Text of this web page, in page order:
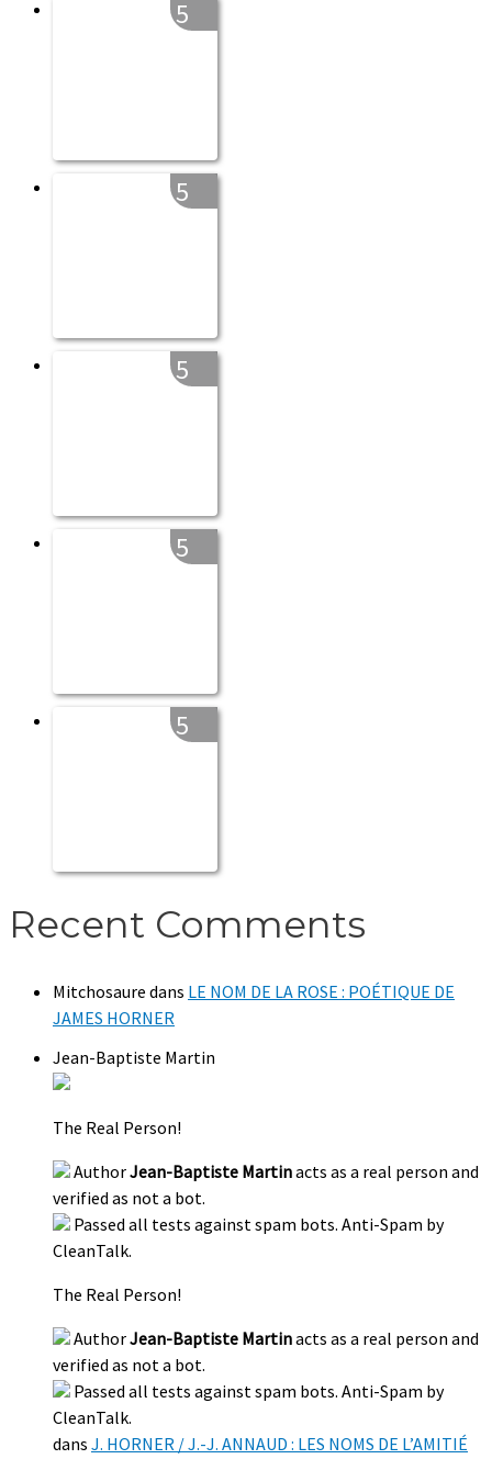
5
5
5
5
5
Recent Comments
Mitchosaure dans LE NOM DE LA ROSE : POÉTIQUE DE
JAMES HORNER
Jean-Baptiste Martin
The Real Person!
AuthorJean-Baptiste Martinacts as a real person and
verified as not a bot.
Passed all tests against spam bots. Anti-Spam by
CleanTalk.
The Real Person!
AuthorJean-Baptiste Martinacts as a real person and
verified as not a bot.
Passed all tests against spam bots. Anti-Spam by
CleanTalk.
dans J. HORNER / J.-J. ANNAUD : LES NOMS DE L’AMITIÉ